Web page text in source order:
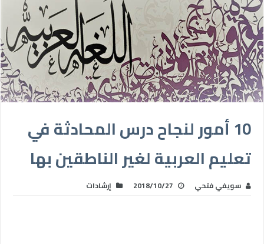
10 أمور لنجاح درس المحادثة في
تعليم العربية لغير الناطقين بها
سويفي فتحي‎ 2018/10/27 إرشادات